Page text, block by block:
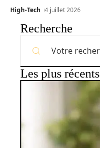
High-Tech 4 juillet 2026
Recherche
Les plus récents